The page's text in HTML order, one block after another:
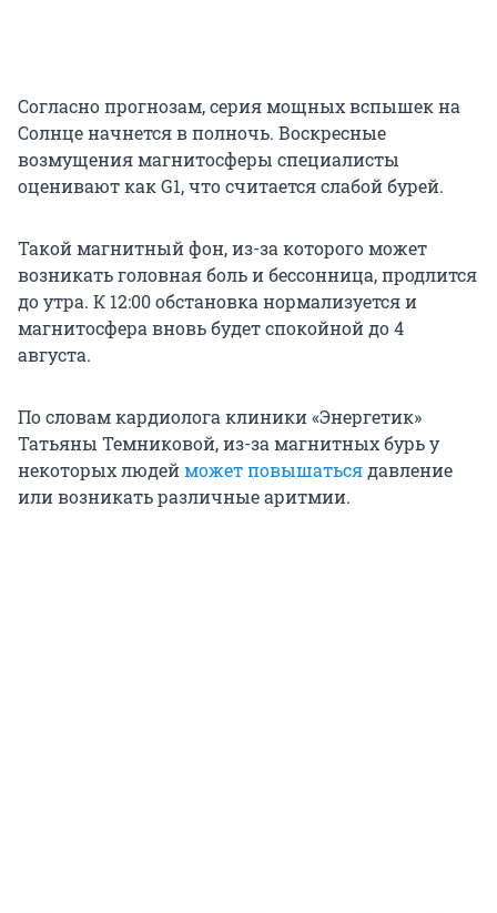
Согласно прогнозам, серия мощных вспышек на
Солнце начнется в полночь. Воскресные
возмущения магнитосферы специалисты
оценивают как G1, что считается слабой бурей.
Такой магнитный фон, из-за которого может
возникать головная боль и бессонница, продлится
до утра. К 12:00 обстановка нормализуется и
магнитосфера вновь будет спокойной до 4
августа.
По словам кардиолога клиники «Энергетик»
Татьяны Темниковой, из-за магнитных бурь у
некоторых людейможет повышатьсядавление
или возникать различные аритмии.